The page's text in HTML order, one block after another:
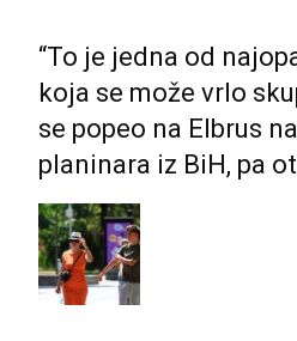
“To je jedna od
koja se može vrlo
se popeo na Elbrus
planinara iz BiH, pa